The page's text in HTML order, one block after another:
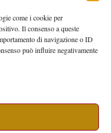
come i cookie per
Il consenso a queste
di navigazione o ID
può influire negativamente